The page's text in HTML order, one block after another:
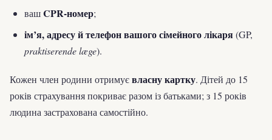
вашCPR-номер;
ім’я, адресу й телефон вашого сімейного лікаря(GP,
praktiserende læge).
Кожен член родини отримуєвласну картку. Дітей до 15
років страхування покриває разом із батьками; з 15 років
людина застрахована самостійно.